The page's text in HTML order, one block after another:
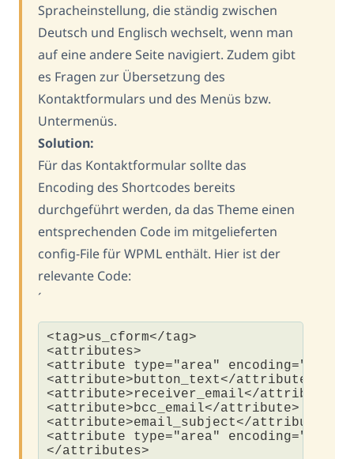
Spracheinstellung, die ständig zwischen
Deutsch und Englisch wechselt, wenn man
auf eine andere Seite navigiert. Zudem gibt
es Fragen zur Übersetzung des
Kontaktformulars und des Menüs bzw.
Untermenüs.
Solution:
Für das Kontaktformular sollte das
Encoding des Shortcodes bereits
durchgeführt werden, da das Theme einen
entsprechenden Code im mitgelieferten
config-File für WPML enthält. Hier ist der
relevante Code:
´
<tag>us_cform</tag>
<attributes>
<attribute type="area"
<attribute>button_text</attribute>
<attribute>receiver_email</attribute>
<attribute>bcc_email</attribute>
<attribute>email_subject</attribute>
<attribute type="area"
</attributes>